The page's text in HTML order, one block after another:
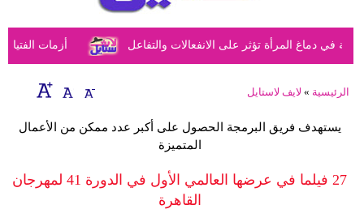
أزياء
إسلامية
ديكور
سياحة
أزمات دماغ المرأة تؤثر على الانفعالات والتفاعل
الرئيسية » لايف لاستايل
يستهدف فريق البرمجة الحصول على أكبر عدد ممكن من الأعمال
المتميزة
27 فيلما في عرضها العالمي الأول في الدورة 41 لمهرجان
القاهرة